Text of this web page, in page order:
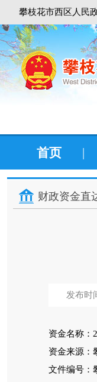
攀枝花市西区人民
首页 |
财政资金直
发布时
资金名称：
资金来源：
文件编号：